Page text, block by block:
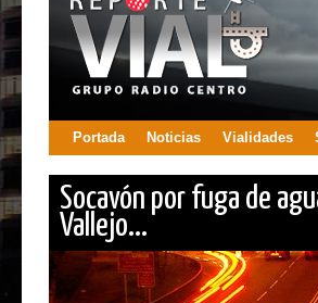
Portada Noticias Vialidades
Socavón por fuga de
Vallejo...